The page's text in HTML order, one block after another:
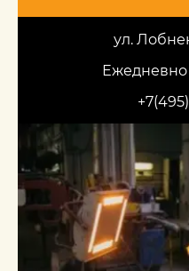
ул.
Ежедневно